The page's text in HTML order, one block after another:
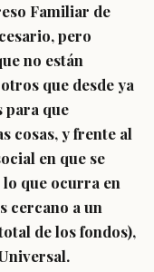
Familiar de
pero
no están
que desde ya
para que
cosas, y frente al
en que se
que ocurra en
cercano a un
de los fondos),